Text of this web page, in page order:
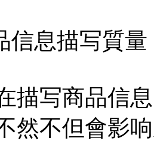
信息描写質量
描写商品信
然不但會影